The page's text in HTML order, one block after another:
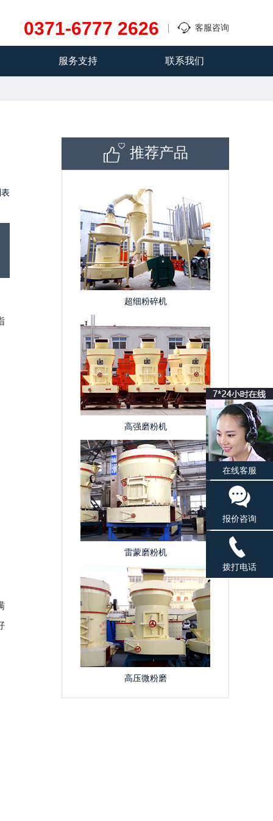
0371-6777 2626 客服咨询
服务支持 联系我们
推荐产品
超细粉碎机
高强磨粉机
雷蒙磨粉机
高压微粉磨
在线客服
报价咨询
拨打电话